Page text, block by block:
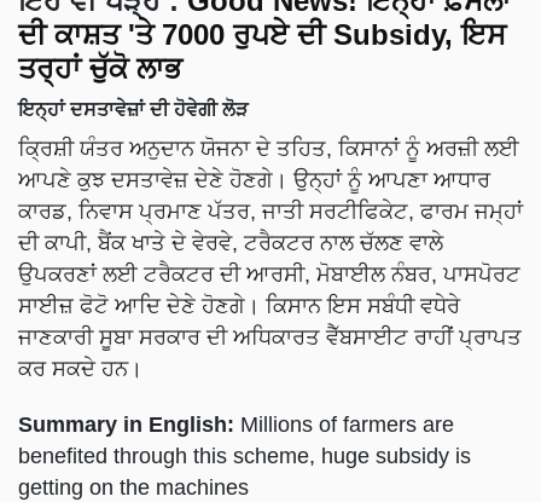
ਦੀ ਕਾਸ਼ਤ 'ਤੇ 7000 ਰੁਪਏ ਦੀ Subsidy, ਇਸ
ਤਰ੍ਹਾਂ ਚੁੱਕੋ ਲਾਭ
ਇਨ੍ਹਾਂ ਦਸਤਾਵੇਜ਼ਾਂ ਦੀ ਹੋਵੇਗੀ ਲੋੜ
ਕ੍ਰਿਸ਼ੀ ਯੰਤਰ ਅਨੁਦਾਨ ਯੋਜਨਾ ਦੇ ਤਹਿਤ, ਕਿਸਾਨਾਂ ਨੂੰ ਅਰਜ਼ੀ ਲਈ
ਆਪਣੇ ਕੁਝ ਦਸਤਾਵੇਜ਼ ਦੇਣੇ ਹੋਣਗੇ। ਉਨ੍ਹਾਂ ਨੂੰ ਆਪਣਾ ਆਧਾਰ
ਕਾਰਡ, ਨਿਵਾਸ ਪ੍ਰਮਾਣ ਪੱਤਰ, ਜਾਤੀ ਸਰਟੀਫਿਕੇਟ, ਫਾਰਮ ਜਮ੍ਹਾਂ
ਦੀ ਕਾਪੀ, ਬੈਂਕ ਖਾਤੇ ਦੇ ਵੇਰਵੇ, ਟਰੈਕਟਰ ਨਾਲ ਚੱਲਣ ਵਾਲੇ
ਉਪਕਰਣਾਂ ਲਈ ਟਰੈਕਟਰ ਦੀ ਆਰਸੀ, ਮੋਬਾਈਲ ਨੰਬਰ, ਪਾਸਪੋਰਟ
ਸਾਈਜ਼ ਫੋਟੋ ਆਦਿ ਦੇਣੇ ਹੋਣਗੇ। ਕਿਸਾਨ ਇਸ ਸਬੰਧੀ ਵਧੇਰੇ
ਜਾਣਕਾਰੀ ਸੂਬਾ ਸਰਕਾਰ ਦੀ ਅਧਿਕਾਰਤ ਵੈੱਬਸਾਈਟ ਰਾਹੀਂ ਪ੍ਰਾਪਤ
ਕਰ ਸਕਦੇ ਹਨ।
Summary in English: Millions of farmers are
benefited through this scheme, huge subsidy is
getting on the machines